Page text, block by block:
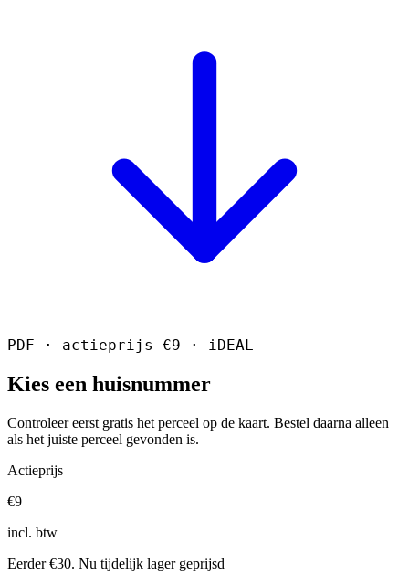
PDF · actieprijs €9 · iDEAL
Kies een huisnummer
Controleer eerst gratis het perceel op de kaart. Bestel daarna alleen
als het juiste perceel gevonden is.
Actieprijs
€9
incl. btw
Eerder €30. Nu tijdelijk lager geprijsd